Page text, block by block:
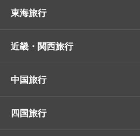
東海旅行
近畿・関西旅行
中国旅行
四国旅行